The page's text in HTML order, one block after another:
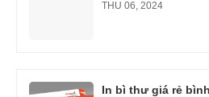
THU 06, 2024
In bì thư giá rẻ